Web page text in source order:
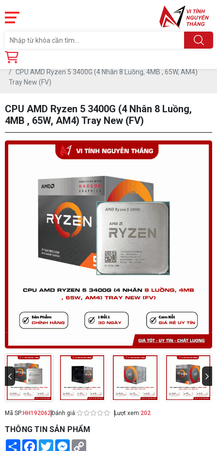
Trang chủ
CPU AMD Ryzen 5 3400G (4 Nhân 8 Luồng, 4MB , 65W, AM4)
Tray New (FV)
CPU AMD Ryzen 5 3400G (4 Nhân 8 Luồng,
4MB , 65W, AM4) Tray New (FV)
Mã SP: HH192062Đánh giá: Lượt xem:202
THÔNG TIN SẢN PHẨM
Share Facebook
TwitterMessenger